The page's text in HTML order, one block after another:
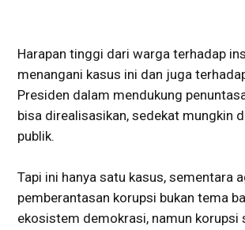
Harapan tinggi dari warga terhadap
menangani kasus ini dan juga
Presiden dalam mendukung
bisa direalisasikan, sedekat mungkin
publik.
Tapi ini hanya satu kasus, sementara
pemberantasan korupsi bukan tema
ekosistem demokrasi, namun korupsi